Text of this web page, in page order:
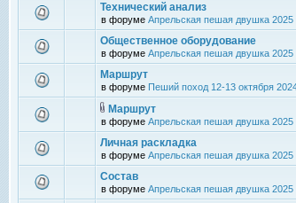
Технический анализ
в форуме Апрельская пешая двушка 2025
Общественное оборудование
в форуме Апрельская пешая двушка 2025
Маршрут
в форуме Пеший поход 12-13 октября
Маршрут
в форуме Апрельская пешая двушка 2025
Личная раскладка
в форуме Апрельская пешая двушка 2025
Состав
в форуме Апрельская пешая двушка 2025